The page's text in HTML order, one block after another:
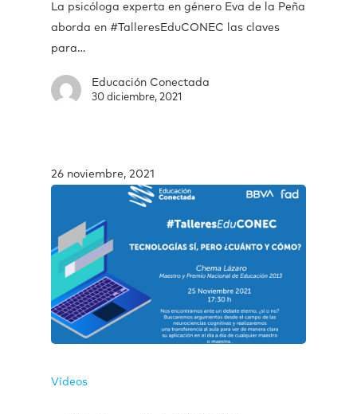
La psicóloga experta en género Eva de la Peña
aborda en #TalleresEduCONEC las claves
para…
Educación Conectada
30 diciembre, 2021
26 noviembre, 2021
Vídeos